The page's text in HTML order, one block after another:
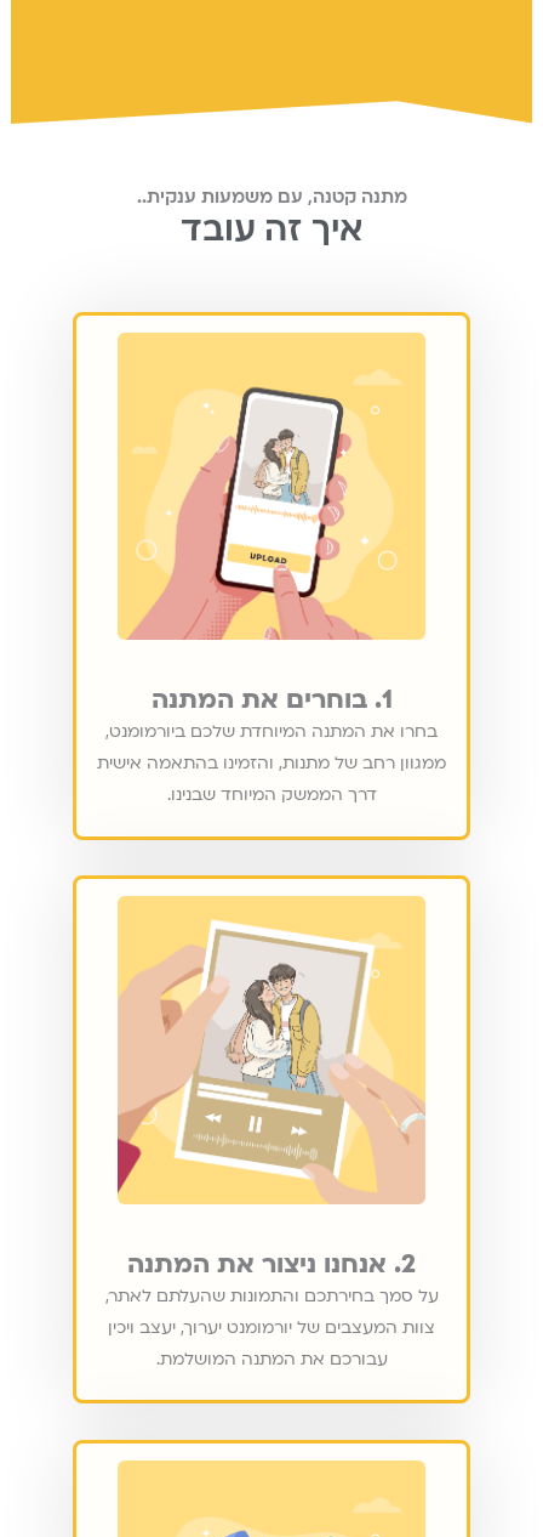
מתנה קטנה, עם משמעות ענקית..
איך זה עובד
1. בוחרים את המתנה
בחרו את המתנה המיוחדת שלכם ביורמומנט,
ממגוון רחב של מתנות, והזמינו בהתאמה אישית
דרך הממשק המיוחד שבנינו.
2. אנחנו ניצור את המתנה
על סמך בחירתכם והתמונות שהעלתם לאתר,
צוות המעצבים של יורמומנט יערוך, יעצב ויכין
עבורכם את המתנה המושלמת.